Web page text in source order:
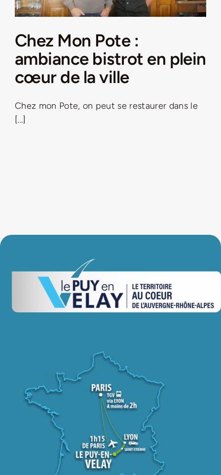
Chez Mon Pote :
ambiance bistrot en plein
cœur de la ville
Chez mon Pote, on peut se restaurer dans le
[...]